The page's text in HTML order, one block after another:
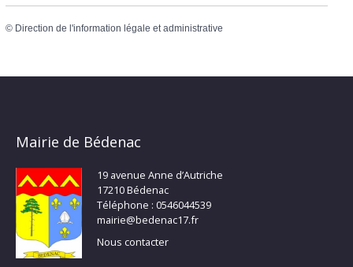
© Direction de l'information légale et administrative
Mairie de Bédenac
19 avenue Anne d’Autriche
17210 Bédenac
Téléphone : 0546044539
mairie@bedenac17.fr
Nous contacter